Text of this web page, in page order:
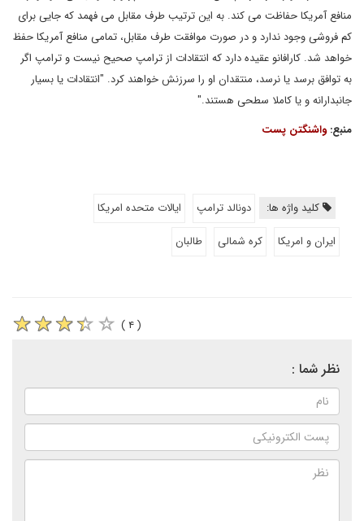
منافع آمریکا حفاظت می کند. به این ترتیب طرف مقابل می فهمد که جایی برای
کم فروشی وجود ندارد و در صورت موافقت طرف مقابل، تمامی منافع آمریکا حفظ
خواهد شد. کارافانو عقیده دارد که انتقادات از ترامپ صحیح نیست و ترامپ اگر
به توافق برسد یا نرسد، منتقدان او را سرزنش خواهند کرد. "انتقادات یا بسیار
جانبدارانه و یا کاملا سطحی هستند."
منبع:واشنگتن پست
کلید واژه ها: دونالد ترامپ
ایالات متحده امریکا
ایران و امریکا
کره شمالی طالبان
( ۴ )
نظر شما :